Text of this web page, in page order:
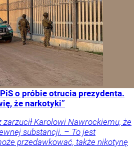
o próbie otrucia prezydenta.
że narkotyki”
Karolowi Nawrockiemu, że
substancji. – To jest
przedawkować, także nikotynę